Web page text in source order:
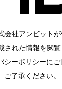
会社アンビットが
された情報を閲
シーポリシーに
了承ください。